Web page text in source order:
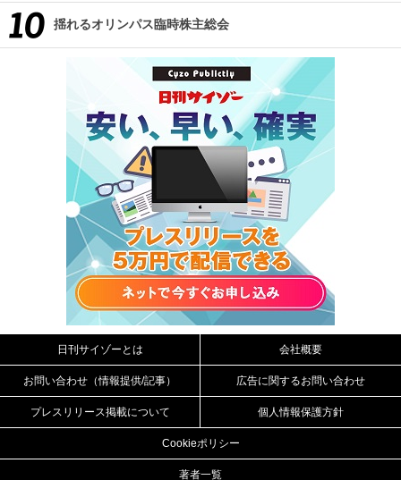
揺れるオリンパス臨時株主総会
日刊サイゾーとは 会社概要
お問い合わせ（情報提供/記事） 広告に関するお問い合わせ
プレスリリース掲載について 個人情報保護方針
Cookieポリシー
著者一覧